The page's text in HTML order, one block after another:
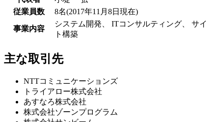
従業員数
8名(2017年11月8日現在)
事業内容
システム開発、 ITコンサルティング、 サイ
ト構築
主な取引先
NTTコミュニケーションズ
トライアロー株式会社
あすなろ株式会社
株式会社ゾーンプログラム